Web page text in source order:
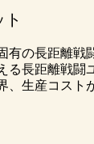
有の長距離戦
る長距離戦闘
生産コスト